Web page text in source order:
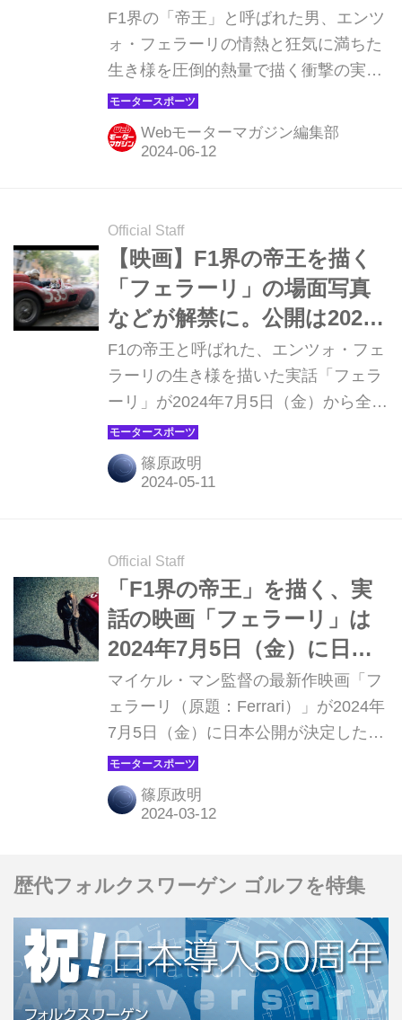
に堂本光一さんが就任！
F1界の「帝王」と呼ばれた男、エンツ
ォ・フェラーリの情熱と狂気に満ちた
生き様を圧倒的熱量で描く衝撃の実話
『フェラーリ』が7月5日（金）より全
国公開されることは、以前に当Webモ
ーターマガジンでも紹介したが、新た
STX FINANCING, LLC. ALL RIGHTS
RESERVED.）
Webモーターマガジン編集部
Official Staff
【映画】F1界の帝王を描く
「フェラーリ」の場面写真
などが解禁に。公開は2024
年7月5日！
F1の帝王と呼ばれた、エンツォ・フェ
ラーリの生き様を描いた実話「フェラ
ーリ」が2024年7月5日（金）から全国
公開されることは以前に当Webモータ
ーマガジンでも紹介したが、今回、場
面写真などが解禁されたので、あらた
FINANCING, LLC. ALL RIGHTS
RESERVED.）
篠原政明
Official Staff
「F1界の帝王」を描く、実
話の映画「フェラーリ」は
2024年7月5日（金）に日本
公開が決定！
マイケル・マン監督の最新作映画「フ
ェラーリ（原題：Ferrari）」が2024年
7月5日（金）に日本公開が決定した。
今回、ティザーのビジュアルと特報が
解禁されたので、紹介しておこう。
（Ⓒ2023 MOTO PICTURES, LLC.
篠原政明
歴代フォルクスワーゲン ゴルフを特集